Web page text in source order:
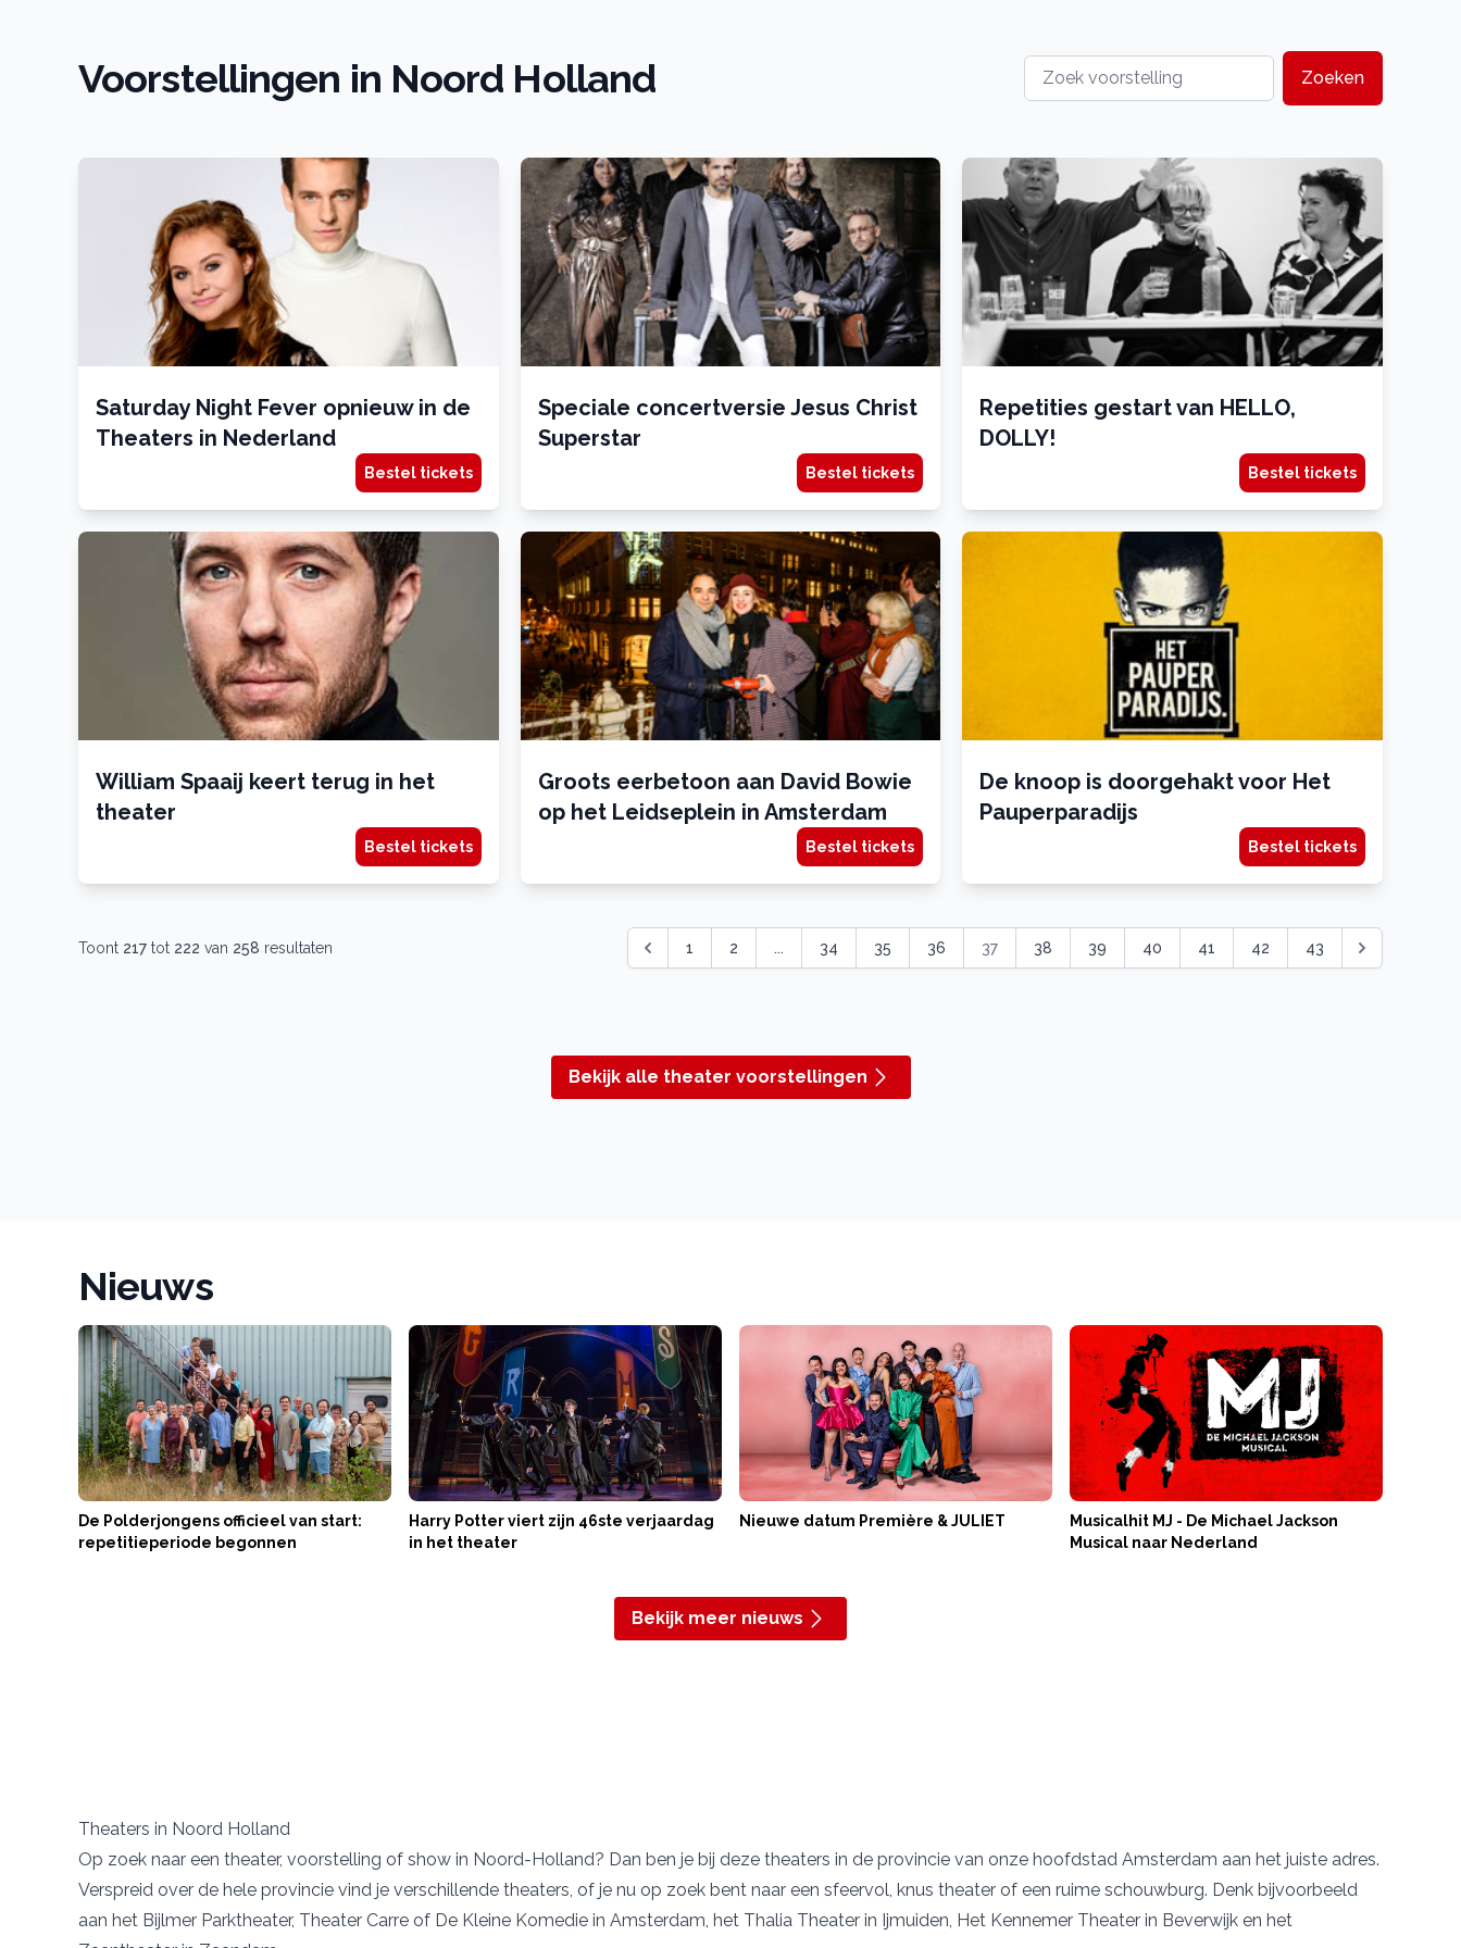
Voorstellingen in Noord Holland Zoeken
Saturday Night Fever opnieuw in de
Theaters in Nederland
Bestel tickets
Speciale concertversie Jesus Christ
Superstar
Bestel tickets
Repetities gestart van HELLO,
DOLLY!
Bestel tickets
William Spaaij keert terug in het
theater
Bestel tickets
Groots eerbetoon aan David Bowie
op het Leidseplein in Amsterdam
Bestel tickets
De knoop is doorgehakt voor Het
Pauperparadijs
Bestel tickets
Toont 217 tot 222 van 258 resultaten 1 2 ... 34 35 36 37 38 39 40 41 42 43
Bekijk alle theater voorstellingen
Nieuws
De Polderjongens officieel van start:
repetitieperiode begonnen
Harry Potter viert zijn 46ste verjaardag
in het theater
Nieuwe datum Première & JULIET
Musicalhit MJ - De Michael Jackson
Musical naar Nederland
Bekijk meer nieuws
Theaters in Noord Holland
Op zoek naar een theater, voorstelling of show in Noord-Holland? Dan ben je bij deze theaters in de provincie van onze hoofdstad Amsterdam aan het juiste adres.
Verspreid over de hele provincie vind je verschillende theaters, of je nu op zoek bent naar een sfeervol, knus theater of een ruime schouwburg. Denk bijvoorbeeld
aan het Bijlmer Parktheater, Theater Carre of De Kleine Komedie in Amsterdam, het Thalia Theater in Ijmuiden, Het Kennemer Theater in Beverwijk en het